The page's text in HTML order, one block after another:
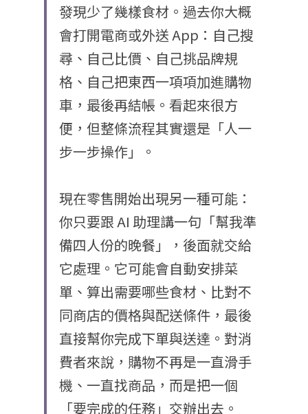
發現少了幾樣食材。過去你大概
會打開電商或外送 App：自己搜
尋、自己比價、自己挑品牌規
格、自己把東西一項項加進購物
車，最後再結帳。看起來很方
便，但整條流程其實還是「人一
步一步操作」。
現在零售開始出現另一種可能：
你只要跟 AI 助理講一句「幫我準
備四人份的晚餐」，後面就交給
它處理。它可能會自動安排菜
單、算出需要哪些食材、比對不
同商店的價格與配送條件，最後
直接幫你完成下單與送達。對消
費者來說，購物不再是一直滑手
機、一直找商品，而是把一個
「要完成的任務」交辦出去。